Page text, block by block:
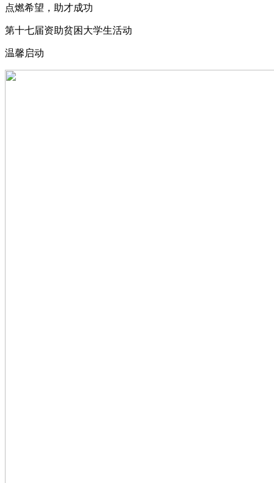
点燃希望，助才成功
第十七届资助贫困大学生活动
温馨启动